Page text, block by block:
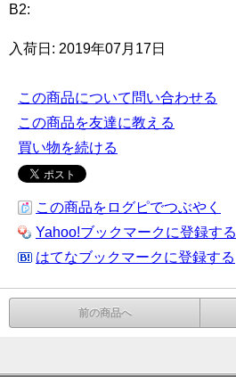
B2:
入荷日: 2019年07月17日
この商品について問い合わせる
この商品を友達に教える
買い物を続ける
この商品をログピでつぶやく
Yahoo!ブックマークに登録する
はてなブックマークに登録する
前の商品へ